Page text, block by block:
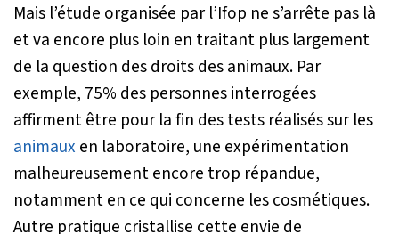
Mais l’étude organisée par l’Ifop ne s’arrête pas là
et va encore plus loin en traitant plus largement
de la question des droits des animaux. Par
exemple, 75% des personnes interrogées
affirment être pour la fin des tests réalisés sur les
animaux en laboratoire, une expérimentation
malheureusement encore trop répandue,
notamment en ce qui concerne les cosmétiques.
Autre pratique cristallise cette envie de